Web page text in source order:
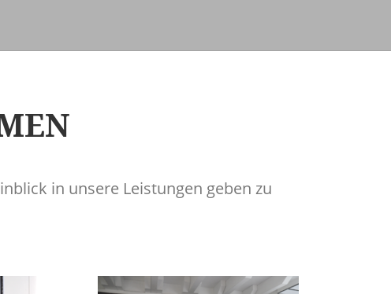
in unsere Leistungen geben zu